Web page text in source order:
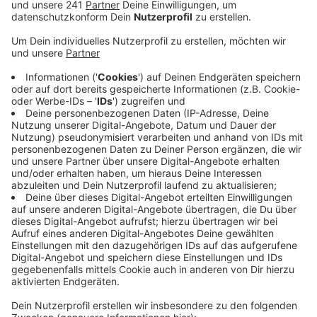
aber unklar.
Steigende Infektionszahlen und der anstehende
Herbst und Winter – unter Corona-Bedingungen
müssen wir die Ausgabestellen in Wiesdorf und
Opladen mittelfristig wahrscheinlich wieder schließen,
heißt es von den Verantwortlichen. Hier
verteilen Ehrenamtler die Lebensmittel an die
Bedürftigen gerade unter freiem Himmel. Bei
schlechtem Wetter gibt es keine Räumlichkeiten, in
denen der Mindestabstand bei der Ausgabe
eingehalten werden könnte. Einen kompletten
Lockdown wollen wir aber auf jeden Fall verhindern, so
ein Tafel-Sprecher. Mindestens eine Ausgabestelle